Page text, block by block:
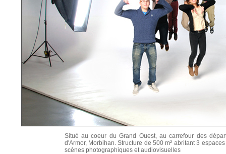
Situé au coeur du Grand Ouest, au carrefour des
d'Armor, Morbihan. Structure de 500 m² abritant 3
scènes photographiques et audiovisuelles